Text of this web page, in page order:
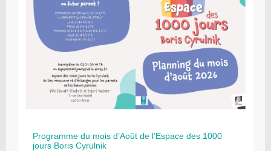
Programme du mois d’Août de l’Espace des 1000
jours Boris Cyrulnik